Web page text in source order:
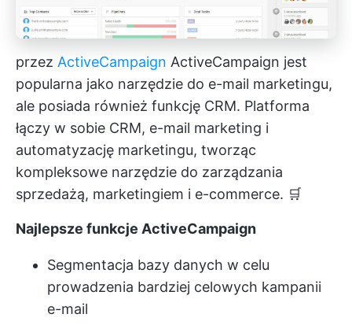
przez ActiveCampaign ActiveCampaign jest
popularna jako narzędzie do e-mail marketingu,
ale posiada również funkcję CRM. Platforma
łączy w sobie CRM, e-mail marketing i
automatyzację marketingu, tworząc
kompleksowe narzędzie do zarządzania
sprzedażą, marketingiem i e-commerce. 🛒
Najlepsze funkcje ActiveCampaign
Segmentacja bazy danych w celu
prowadzenia bardziej celowych kampanii
e-mail